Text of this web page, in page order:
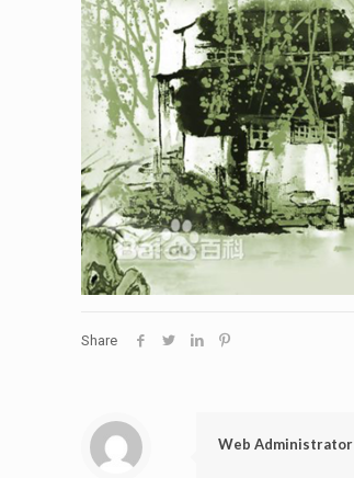
Share
Web Administrator